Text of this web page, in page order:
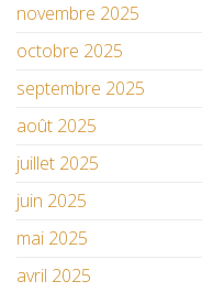
novembre 2025
octobre 2025
septembre 2025
août 2025
juillet 2025
juin 2025
mai 2025
avril 2025